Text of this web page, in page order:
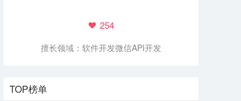
254
擅长领域： 软件开发微信API开发
TOP榜单